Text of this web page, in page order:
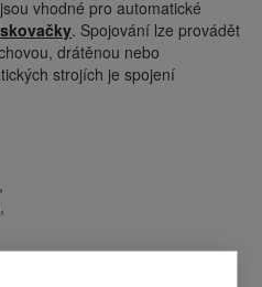
vhodné pro automatické
. Spojování lze provádět
drátěnou nebo
strojích je spojení